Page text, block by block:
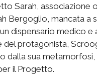
Sarah, associazione
Bergoglio, mancata a
dispensario medico e
protagonista,
dalla sua
il Progetto.